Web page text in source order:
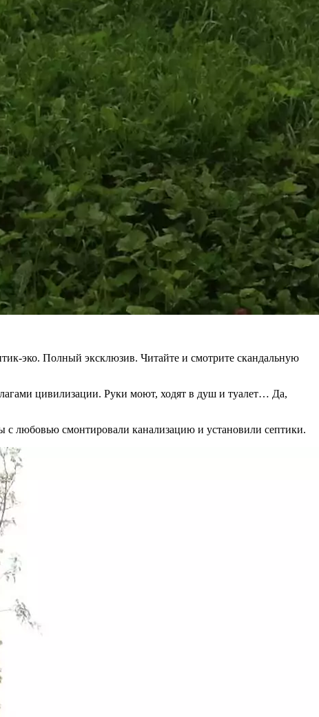
эко. Полный эксклюзив. Читайте и смотрите скандальную
цивилизации. Руки моют, ходят в душ и туалет… Да,
любовью смонтировали канализацию и установили септики.